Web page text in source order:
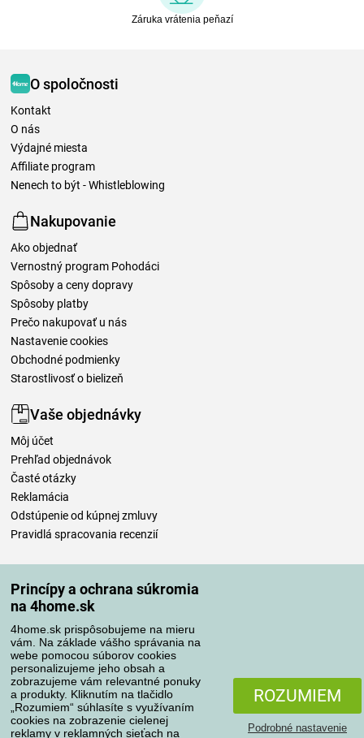
Princípy a ochrana súkromia
na 4home.sk
4home.sk prispôsobujeme na mieru
vám. Na základe vášho správania na
webe pomocou súborov cookies
personalizujeme jeho obsah a
zobrazujeme vám relevantné ponuky
a produkty. Kliknutím na tlačidlo
„Rozumiem“ súhlasíte s využívaním
cookies na zobrazenie cielenej
reklamy v reklamných sieťach na
ROZUMIEM
Podrobné nastavenie
Záruka vrátenia peňazí
O spoločnosti
Kontakt
O nás
Výdajné miesta
Affiliate program
Nenech to být - Whistleblowing
Nakupovanie
Ako objednať
Vernostný program Pohodáci
Spôsoby a ceny dopravy
Spôsoby platby
Prečo nakupovať u nás
Nastavenie cookies
Obchodné podmienky
Starostlivosť o bielizeň
Vaše objednávky
Môj účet
Prehľad objednávok
Časté otázky
Reklamácia
Odstúpenie od kúpnej zmluvy
Pravidlá spracovania recenzií
Spôsoby platby
Spoľahlivý obchod